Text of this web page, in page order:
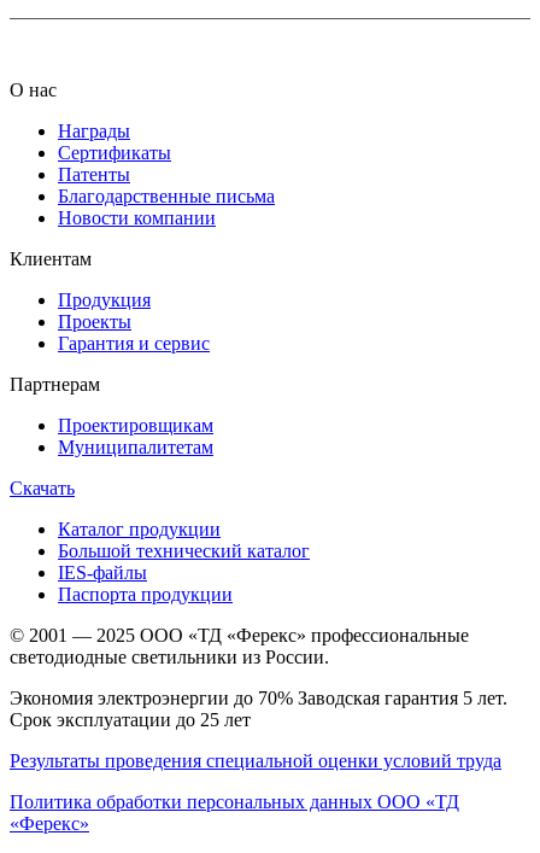
О нас
Награды
Сертификаты
Патенты
Благодарственные письма
Новости компании
Клиентам
Продукция
Проекты
Гарантия и сервис
Партнерам
Проектировщикам
Муниципалитетам
Скачать
Каталог продукции
Большой технический каталог
IES-файлы
Паспорта продукции
© 2001 — 2025 ООО «ТД «Ферекс» профессиональные
светодиодные светильники из России.
Экономия электроэнергии до 70% Заводская гарантия 5 лет.
Срок эксплуатации до 25 лет
Результаты проведения специальной оценки условий труда
Политика обработки персональных данных ООО «ТД
«Ферекс»